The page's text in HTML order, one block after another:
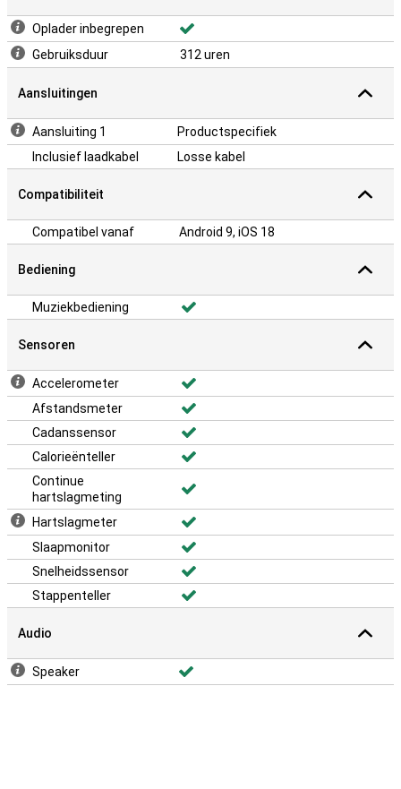
Oplader inbegrepen
Gebruiksduur
312 uren
Aansluitingen
Aansluiting 1
Productspecifiek
Inclusief laadkabel
Losse kabel
Compatibiliteit
Compatibel vanaf Android 9, iOS 18
Bediening
Muziekbediening
Sensoren
Accelerometer
Afstandsmeter
Cadanssensor
Calorieënteller
Continue
hartslagmeting
Hartslagmeter
Slaapmonitor
Snelheidssensor
Stappenteller
Audio
Speaker